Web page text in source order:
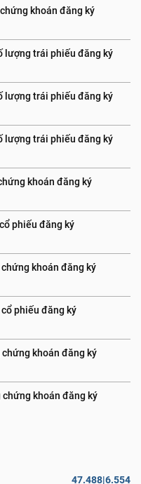
khoán đăng ký
lượng trái phiếu đăng ký
lượng trái phiếu đăng ký
lượng trái phiếu đăng ký
khoán đăng ký
phiếu đăng ký
khoán đăng ký
phiếu đăng ký
khoán đăng ký
khoán đăng ký
47.488|6.554